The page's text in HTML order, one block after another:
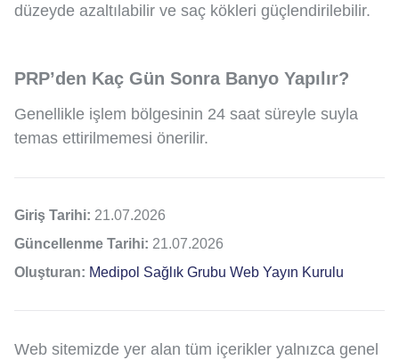
düzeyde azaltılabilir ve saç kökleri güçlendirilebilir.
PRP’den Kaç Gün Sonra Banyo Yapılır?
Genellikle işlem bölgesinin 24 saat süreyle suyla
temas ettirilmemesi önerilir.
Giriş Tarihi: 21.07.2026
Güncellenme Tarihi: 21.07.2026
Oluşturan: Medipol Sağlık Grubu Web Yayın Kurulu
Web sitemizde yer alan tüm içerikler yalnızca genel